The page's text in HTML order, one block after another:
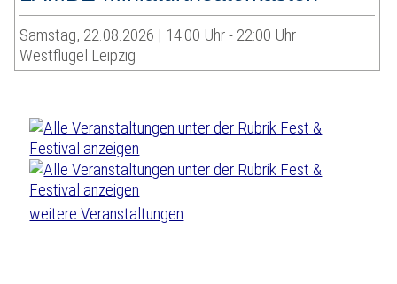
Samstag, 22.08.2026 | 14:00 Uhr - 22:00 Uhr
Westflügel Leipzig
weitere Veranstaltungen